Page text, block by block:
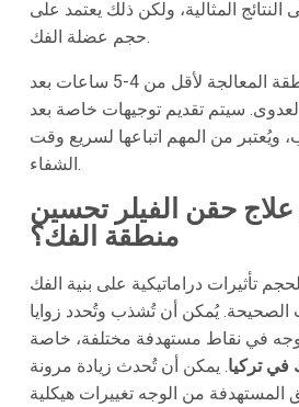
المثالية، ولكن ذلك يعتمد على
حجم عضلة الفك.
يُمنع تدليك أو فرك المنطقة المعالجة لأقل من 4-5 ساعات بعد
سيتم تقديم توجيهات خاصة بعد
ويُعتبر من المهم اتباعها لسريع وقت
الشفاء.
حقن الفيلر تحسين
منطقة الفك؟
تأثيرات دراماتيكية على بنية الفك
الصحيحة. يُمكن أن تُشذب وتُحدد زوايا
في نقاط مستهدفة مختلفة، خاصة
في تركيا. يمكن أن تُحدث زيادة مرونة
المستهدفة من الوجه تغييرات هيكلية